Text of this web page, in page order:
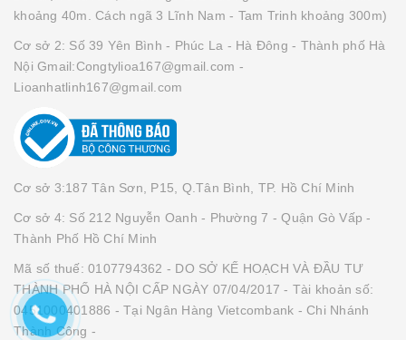
khoảng 40m. Cách ngã 3 Lĩnh Nam - Tam Trinh khoảng 300m)
Cơ sở 2: Số 39 Yên Bình - Phúc La - Hà Đông - Thành phố Hà
Nội Gmail:Congtylioa167@gmail.com -
Lioanhatlinh167@gmail.com
Cơ sở 3:187 Tân Sơn, P15, Q.Tân Bình, TP. Hồ Chí Minh
Cơ sở 4: Số 212 Nguyễn Oanh - Phường 7 - Quận Gò Vấp -
Thành Phố Hồ Chí Minh
Mã số thuế: 0107794362 - DO SỞ KẾ HOẠCH VÀ ĐẦU TƯ
THÀNH PHỐ HÀ NỘI CẤP NGÀY 07/04/2017 - Tài khoản số:
0451000401886 - Tại Ngân Hàng Vietcombank - Chi Nhánh
Thành Công -